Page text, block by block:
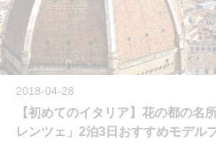
2018-04-28
【初めてのイタリア】花の都の名
レンツェ」2泊3日おすすめモデル